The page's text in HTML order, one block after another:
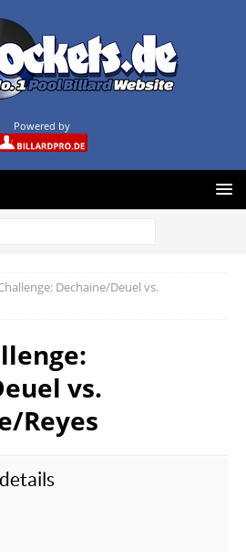
Powered by
Dechaine/Deuel vs.
vs.
Reyes